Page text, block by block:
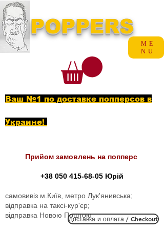
POPPERS
Ваш №1 по доставке попперсов в
Украине!
Прийом замовлень на попперс
+38 050 415-68-05 Юрій
самовивіз м.Київ, метро Лук'янивська;
відправка на таксі-кур'єр;
відправка Новою ПоштоюДоставка и оплата / Checkout
ME
NU